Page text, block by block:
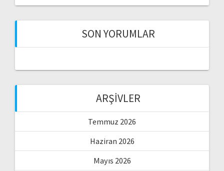
SON YORUMLAR
ARŞIVLER
Temmuz 2026
Haziran 2026
Mayıs 2026